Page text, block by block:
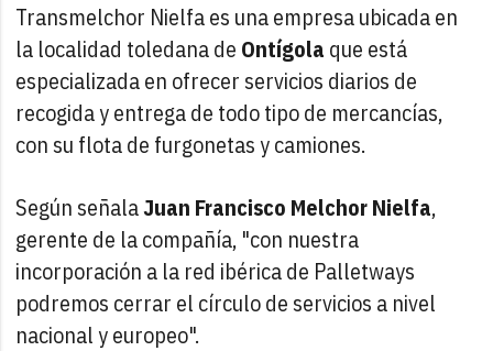
Transmelchor Nielfa es una empresa ubicada en
la localidad toledana de Ontígola que está
especializada en ofrecer servicios diarios de
recogida y entrega de todo tipo de mercancías,
con su flota de furgonetas y camiones.
Según señalaJuan Francisco Melchor Nielfa,
gerente de la compañía, "con nuestra
incorporación a la red ibérica de Palletways
podremos cerrar el círculo de servicios a nivel
nacional y europeo".